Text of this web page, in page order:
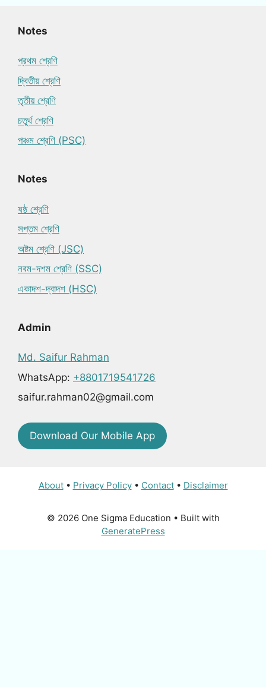
Notes
প্রথম শ্রেণি
দ্বিতীয় শ্রেণি
তৃতীয় শ্রেণি
চতুর্থ শ্রেণি
পঞ্চম শ্রেণি (PSC)
Notes
ষষ্ঠ শ্রেণি
সপ্তম শ্রেণি
অষ্টম শ্রেণি (JSC)
নবম-দশম শ্রেণি (SSC)
একাদশ-দ্বাদশ (HSC)
Admin
Md. Saifur Rahman
WhatsApp: +8801719541726
saifur.rahman02@gmail.com
Download Our Mobile App
About• Privacy Policy• Contact• Disclaimer
© 2026 One Sigma Education • Built with
GeneratePress